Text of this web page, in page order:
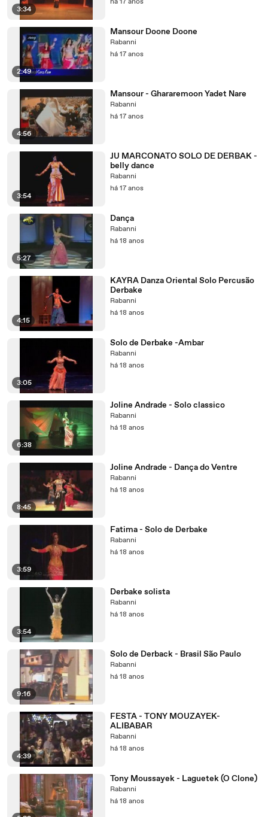
3:34
2:49
Mansour Doone Doone
Rabanni
há 17 anos
4:56
Mansour - Ghararemoon Yadet Nare
Rabanni
há 17 anos
3:54
JU MARCONATO SOLO DE DERBAK -
belly dance
Rabanni
há 17 anos
5:27
Dança
Rabanni
há 18 anos
4:15
KAYRA Danza Oriental Solo Percusão
Derbake
Rabanni
há 18 anos
3:05
Solo de Derbake -Ambar
Rabanni
há 18 anos
6:38
Joline Andrade - Solo classico
Rabanni
há 18 anos
8:45
Joline Andrade - Dança do Ventre
Rabanni
há 18 anos
3:59
Fatima - Solo de Derbake
Rabanni
há 18 anos
3:54
Derbake solista
Rabanni
há 18 anos
9:16
Solo de Derback - Brasil São Paulo
Rabanni
há 18 anos
4:39
FESTA - TONY MOUZAYEK-
ALIBABAR
Rabanni
há 18 anos
Tony Moussayek - Laguetek (O Clone)
Rabanni
há 18 anos